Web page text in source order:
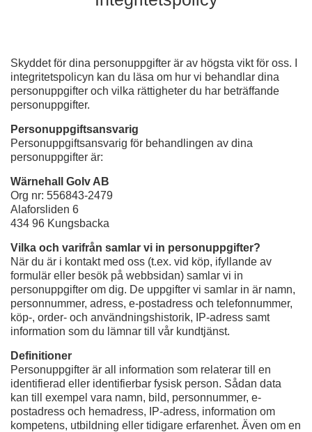
Skyddet för dina personuppgifter är av högsta vikt för oss. I
integritetspolicyn kan du läsa om hur vi behandlar dina
personuppgifter och vilka rättigheter du har beträffande
personuppgifter.
Personuppgiftsansvarig
Personuppgiftsansvarig för behandlingen av dina
personuppgifter är:
Wärnehall Golv AB
Org nr: 556843-2479
Alaforsliden 6
434 96 Kungsbacka
Vilka och varifrån samlar vi in personuppgifter?
När du är i kontakt med oss (t.ex. vid köp, ifyllande av
formulär eller besök på webbsidan) samlar vi in
personuppgifter om dig. De uppgifter vi samlar in är namn,
personnummer, adress, e-postadress och telefonnummer,
köp-, order- och användningshistorik, IP-adress samt
information som du lämnar till vår kundtjänst.
Definitioner
Personuppgifter är all information som relaterar till en
identifierad eller identifierbar fysisk person. Sådan data
kan till exempel vara namn, bild, personnummer, e-
postadress och hemadress, IP-adress, information om
kompetens, utbildning eller tidigare erfarenhet. Även om en